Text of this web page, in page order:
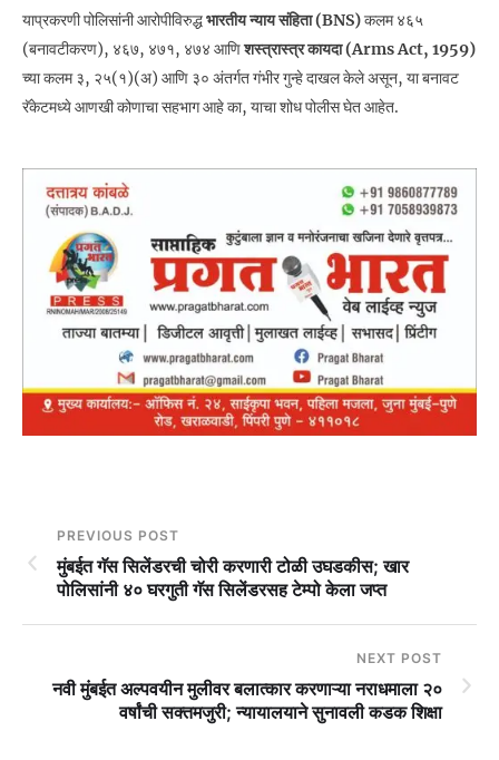
याप्रकरणी पोलिसांनी आरोपीविरुद्धभारतीय न्याय संहिता (BNS)कलम ४६५
(बनावटीकरण), ४६७, ४७१, ४७४ आणिशस्त्रास्त्र कायदा (Arms Act, 1959)
च्या कलम ३, २५(१)(अ) आणि ३० अंतर्गत गंभीर गुन्हे दाखल केले असून, या बनावट
रॅकेटमध्ये आणखी कोणाचा सहभाग आहे का, याचा शोध पोलीस घेत आहेत.
PREVIOUS POST
मुंबईत गॅस सिलेंडरची चोरी करणारी टोळी उघडकीस; खार
पोलिसांनी ४० घरगुती गॅस सिलेंडरसह टेम्पो केला जप्त
NEXT POST
नवी मुंबईत अल्पवयीन मुलीवर बलात्कार करणाऱ्या नराधमाला २०
वर्षांची सक्तमजुरी; न्यायालयाने सुनावली कडक शिक्षा